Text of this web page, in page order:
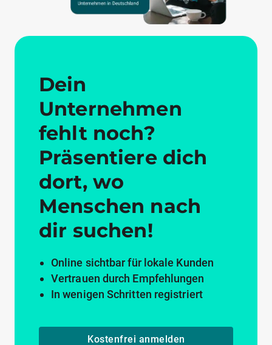
Dein
Unternehmen
fehlt noch?
Präsentiere dich
dort, wo
Menschen nach
dir suchen!
Online sichtbar für lokale Kunden
Vertrauen durch Empfehlungen
In wenigen Schritten registriert
Kostenfrei anmelden